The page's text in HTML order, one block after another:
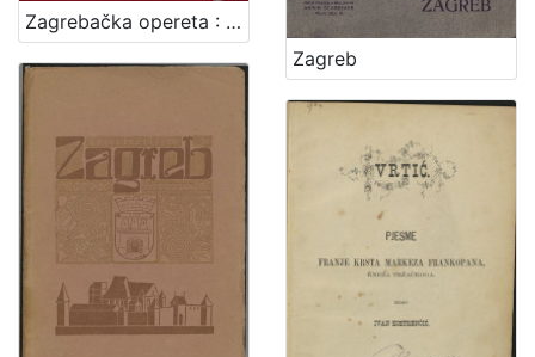
Zagrebačka opereta : 1900.-1960. : ulomci
Zagreb